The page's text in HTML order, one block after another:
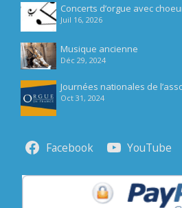
Concerts d’orgue avec
Juil 16, 2026
Musique ancienne
Déc 29, 2024
Journées nationales de
Oct 31, 2024
Facebook YouTube